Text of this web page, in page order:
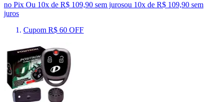
no Pix Ou 10x de R$ 109,90 sem jurosou 10x de R$ 109,90 sem
juros
Cupom R$ 60 OFF